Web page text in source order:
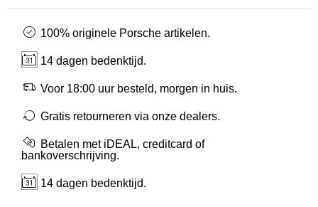
100% originele Porsche artikelen.
14 dagen bedenktijd.
Voor 18:00 uur besteld, morgen in huis.
Gratis retourneren via onze dealers.
Betalen met iDEAL, creditcard of
bankoverschrijving.
14 dagen bedenktijd.